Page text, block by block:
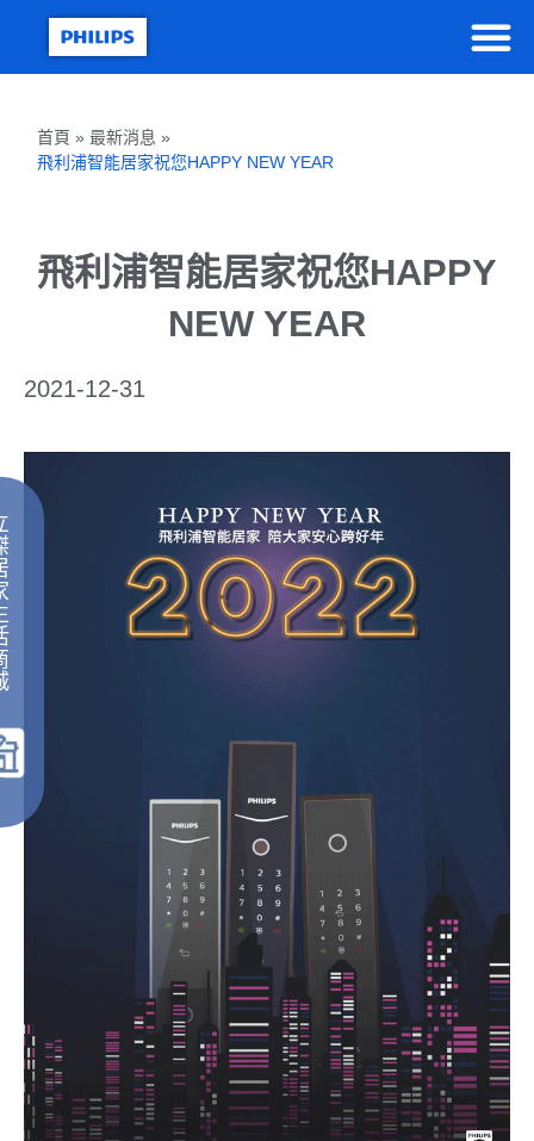
首頁 » 最新消息 »
飛利浦智能居家祝您HAPPY NEW YEAR
飛利浦智能居家祝您HAPPY
NEW YEAR
2021-12-31